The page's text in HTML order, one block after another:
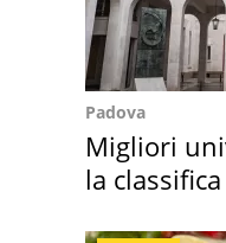
Padova
Migliori
la